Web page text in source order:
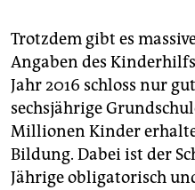
epaper login
Trotzdem gibt es
Angaben des
Jahr 2016 schloss nur
sechsjährige
Millionen Kinder
Bildung. Dabei ist der
Jährige obligatorisch